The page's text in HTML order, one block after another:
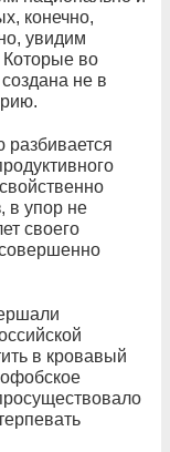
конечно,
увидим
Которые во
не в
разбивается
в упор не
своего
в кровавый